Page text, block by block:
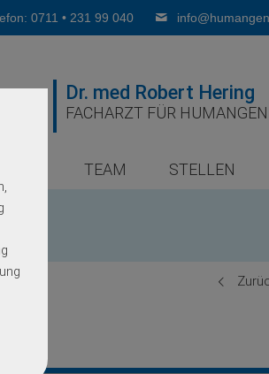
0711 • 231 99 040
Dr. med Robert Hering
FACHARZT FÜR
TEAM STELLEN